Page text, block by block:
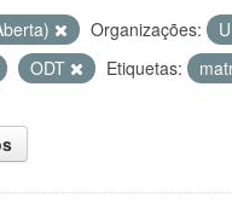
Organizações:
ODT Etiquetas: